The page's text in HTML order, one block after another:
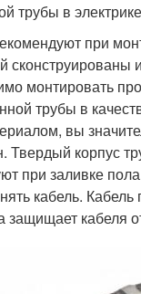
трубы в
при
монтировать
трубы в
вы
Твердый корпус
при заливке
кабель.
кабеля